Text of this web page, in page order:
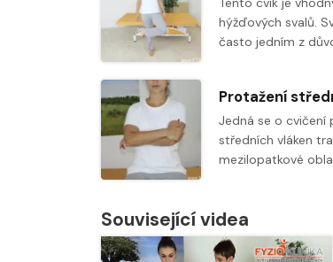
hýžďových svalů.
často jedním z
Jedná se o cvičení
středních vláken
mezilopatkové
Související videa